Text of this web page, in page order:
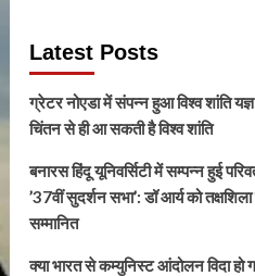
Latest Posts
ग्रेटर नोएडा में संपन्न हुआ विश्व शांति
चिंतन से ही आ सकती है विश्व शांति
बनारस हिंदू यूनिवर्सिटी में सम्पन्न हुई
’37वीं सुदर्शन सभा’: डॉ आर्य को तक्षशिला
सम्मानित
क्या भारत से कम्युनिस्ट आंदोलन विदा हो